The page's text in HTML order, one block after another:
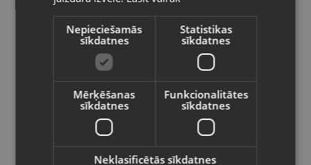
Pierre Cardin 55891
valodā
Valsts
Latviešu / Latvian
Nepieciešamās
sīkdatnes
Statistikas
sīkdatnes
Mērķēšanas
sīkdatnes
Funkcionalitātes
sīkdatnes
Neklasificētās sīkdatnes